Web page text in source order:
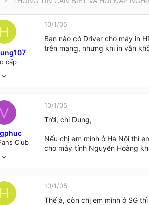
H
cấp
15
10/1/05
Bạn nào có Driver cho máy in
trên mạng, nhưng khi in vẫn
Club
5
Ha Noi
10/1/05
Trời, chị Dung,
Nếu chị em mình ở Hà Nội thì
cho máy tính Nguyễn Hoàng
H 10/1/05
Thế à, còn chị em mình ở SG